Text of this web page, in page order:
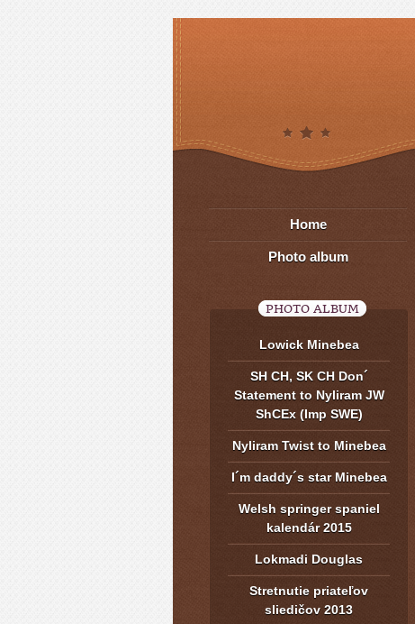
Home
Photo album
PHOTO ALBUM
Lowick Minebea
SH CH, SK CH Don´
Statement to Nyliram JW
ShCEx (Imp SWE)
Nyliram Twist to Minebea
I´m daddy´s star Minebea
Welsh springer spaniel
kalendár 2015
Lokmadi Douglas
Stretnutie priateľov
sliedičov 2013